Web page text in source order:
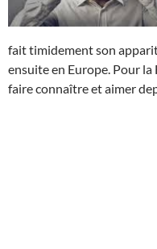
fait timidement son
ensuite en Europe. Pour
faire connaître et aimer